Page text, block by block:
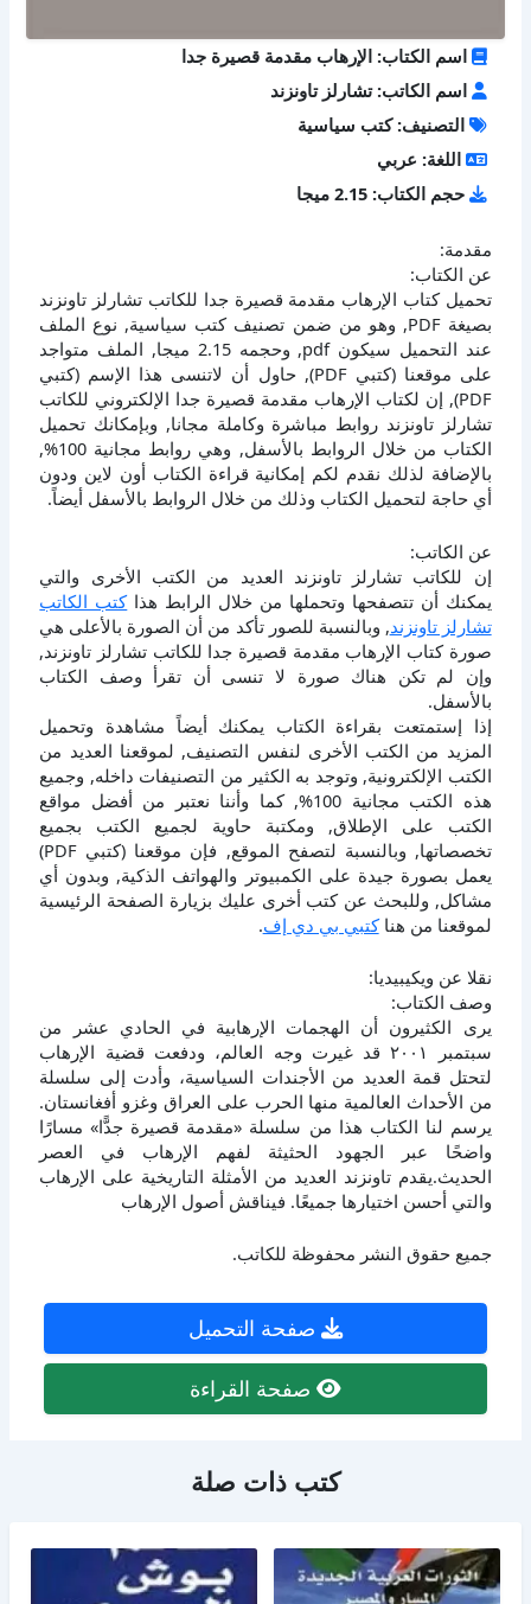
اسم الكتاب: الإرهاب مقدمة قصيرة جدا
اسم الكاتب: تشارلز تاونزند
التصنيف: كتب سياسية
اللغة: عربي
حجم الكتاب: 2.15 ميجا
مقدمة:
عن الكتاب:
تحميل كتاب الإرهاب مقدمة قصيرة جدا للكاتب تشارلز تاونزند
بصيغة PDF, وهو من ضمن تصنيف كتب سياسية, نوع الملف
عند التحميل سيكون pdf, وحجمه 2.15 ميجا, الملف متواجد
على موقعنا (كتبي PDF), حاول أن لاتنسى هذا الإسم (كتبي
PDF), إن لكتاب الإرهاب مقدمة قصيرة جدا الإلكتروني للكاتب
تشارلز تاونزند روابط مباشرة وكاملة مجانا, وبإمكانك تحميل
الكتاب من خلال الروابط بالأسفل, وهي روابط مجانية 100%,
بالإضافة لذلك نقدم لكم إمكانية قراءة الكتاب أون لاين ودون
أي حاجة لتحميل الكتاب وذلك من خلال الروابط بالأسفل أيضاً.
عن الكاتب:
إن للكاتب تشارلز تاونزند العديد من الكتب الأخرى والتي
يمكنك أن تتصفحها وتحملها من خلال الرابط هذاكتب الكاتب
تشارلز تاونزند, وبالنسبة للصور تأكد من أن الصورة بالأعلى هي
صورة كتاب الإرهاب مقدمة قصيرة جدا للكاتب تشارلز تاونزند,
وإن لم تكن هناك صورة لا تنسى أن تقرأ وصف الكتاب
بالأسفل.
إذا إستمتعت بقراءة الكتاب يمكنك أيضاً مشاهدة وتحميل
المزيد من الكتب الأخرى لنفس التصنيف, لموقعنا العديد من
الكتب الإلكترونية, وتوجد به الكثير من التصنيفات داخله, وجميع
هذه الكتب مجانية 100%, كما وأننا نعتبر من أفضل مواقع
الكتب على الإطلاق, ومكتبة حاوية لجميع الكتب بجميع
تخصصاتها, وبالنسبة لتصفح الموقع, فإن موقعنا (كتبي PDF)
يعمل بصورة جيدة على الكمبيوتر والهواتف الذكية, وبدون أي
مشاكل, وللبحث عن كتب أخرى عليك بزيارة الصفحة الرئيسية
لموقعنا من هناكتبي بي دي إف.
نقلا عن ويكيبيديا:
وصف الكتاب:
يرى الكثيرون أن الهجمات الإرهابية في الحادي عشر من
سبتمبر ٢٠٠١ قد غيرت وجه العالم، ودفعت قضية الإرهاب
لتحتل قمة العديد من الأجندات السياسية، وأدت إلى سلسلة
من الأحداث العالمية منها الحرب على العراق وغزو أفغانستان.
يرسم لنا الكتاب هذا من سلسلة «مقدمة قصيرة جدًّا» مسارًا
واضحًا عبر الجهود الحثيثة لفهم الإرهاب في العصر
الحديث.يقدم تاونزند العديد من الأمثلة التاريخية على الإرهاب
والتي أحسن اختيارها جميعًا. فيناقش أصول الإرهاب
جميع حقوق النشر محفوظة للكاتب.
صفحة التحميل
صفحة القراءة
كتب ذات صلة